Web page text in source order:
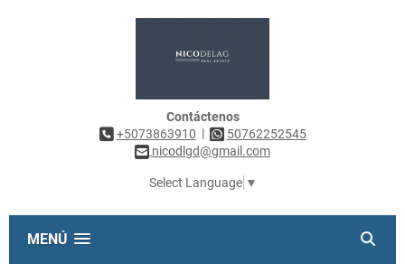
Contáctenos
+5073863910 |
50762252545
nicodlgd@gmail.com
Select Language ▼
MENÚ